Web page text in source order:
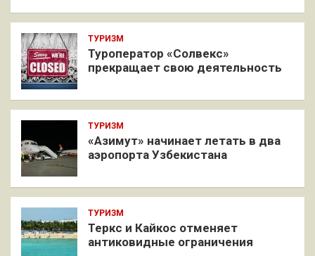
ТУРИЗМ
Туроператор «Солвекс»
прекращает свою деятельность
ТУРИЗМ
«Азимут» начинает летать в два
аэропорта Узбекистана
ТУРИЗМ
Теркс и Кайкос отменяет
антиковидные ограничения